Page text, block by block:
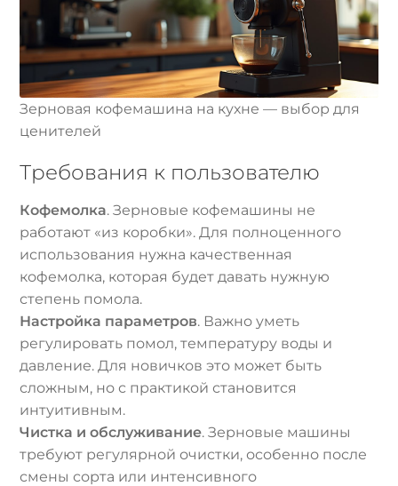
Зерновая кофемашина на кухне — выбор для
ценителей
Требования к пользователю
Кофемолка. Зерновые кофемашины не
работают «из коробки». Для полноценного
использования нужна качественная
кофемолка, которая будет давать нужную
степень помола.
Настройка параметров. Важно уметь
регулировать помол, температуру воды и
давление. Для новичков это может быть
сложным, но с практикой становится
интуитивным.
Чистка и обслуживание. Зерновые машины
требуют регулярной очистки, особенно после
смены сорта или интенсивного